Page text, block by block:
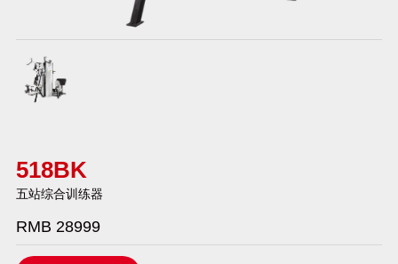
518BK
五站综合训练器
RMB 28999